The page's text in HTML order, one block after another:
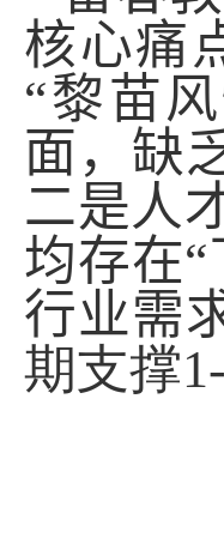
核心痛
“黎苗
面，缺
二是人
均存在“
行业需
期支撑